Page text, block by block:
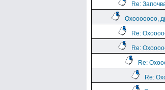
Re:
Охооооооо,
Re:
Re:
Re:
Re: